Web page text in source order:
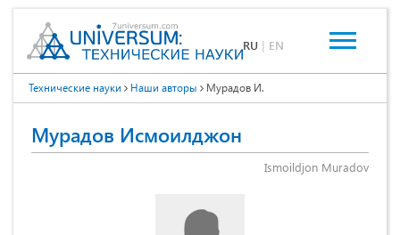
RU | EN
Технические науки Наши авторы Мурадов И.
Мурадов Исмоилджон
Ismoildjon Мuradov